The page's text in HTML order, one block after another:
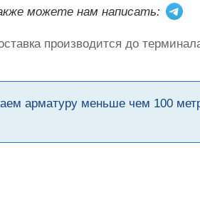
можете нам написать:
производится до
арматуру меньше чем 100